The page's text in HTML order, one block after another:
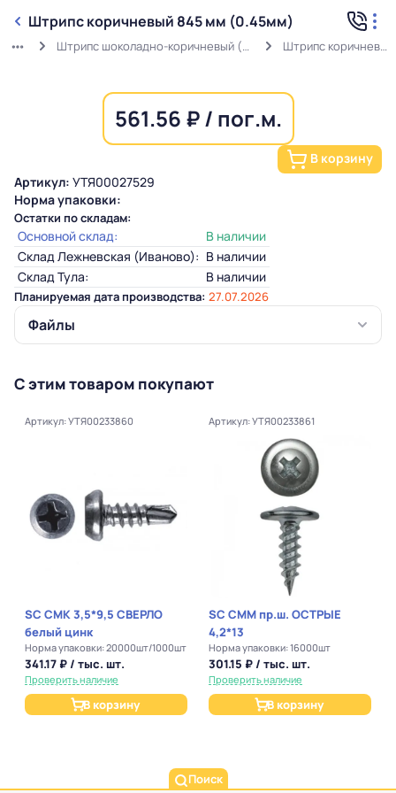
Штрипс коричневый 845 мм (0.45мм)
Штрипс шоколадно-коричневый (0,45мм) RAL 8017 в защитной пленке Штрипс коричневый 845 мм (0.45мм)
561.56 ₽ / пог.м.
В корзину
Артикул: УТЯ00027529
Норма упаковки:
Остатки по складам:
Основной склад:
В наличии
Склад Лежневская (Иваново): В наличии
Склад Тула:
В наличии
Планируемая дата производства: 27.07.2026
Файлы
С этим товаром покупают
Артикул: УТЯ00233860
SC СМК 3,5*9,5 СВЕРЛО
белый цинк
Норма упаковки: 20000шт/1000шт
341.17 ₽ / тыс. шт.
Проверить наличие
В корзину
Артикул: УТЯ00233861
SC СММ пр.ш. ОСТРЫЕ
4,2*13
Норма упаковки: 16000шт
301.15 ₽ / тыс. шт.
Проверить наличие
В корзину
Поиск